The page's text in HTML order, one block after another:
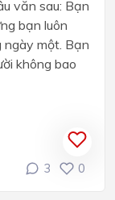
văn sau: Bạn
bạn luôn
một. Bạn
không bao
3 0